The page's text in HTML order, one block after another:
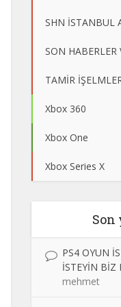
SHN İSTANBUL
SON HABERLER
TAMİR
Xbox 360
Xbox One
Xbox Series X
PS4 OYUN
İSTEYİN BİZ
mehmet